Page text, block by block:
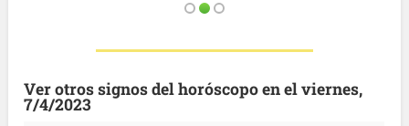
Ver otros signos del horóscopo en el viernes,
7/4/2023